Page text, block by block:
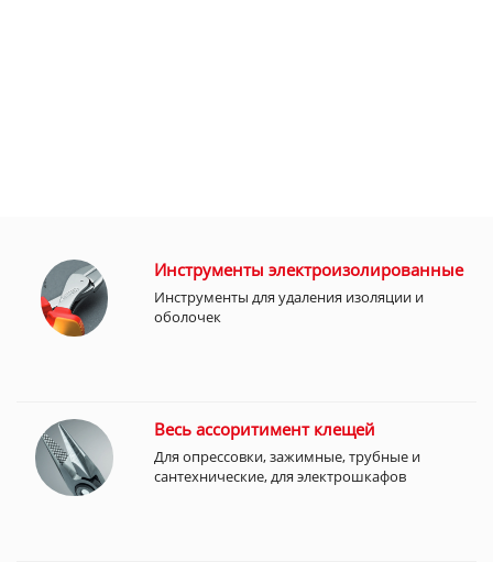
Инструменты электроизолированные
Инструменты для удаления изоляции и
оболочек
Весь ассоритимент клещей
Для опрессовки, зажимные, трубные и
сантехнические, для электрошкафов